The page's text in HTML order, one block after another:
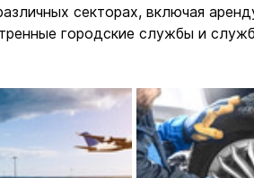
секторах, включая
городские службы и